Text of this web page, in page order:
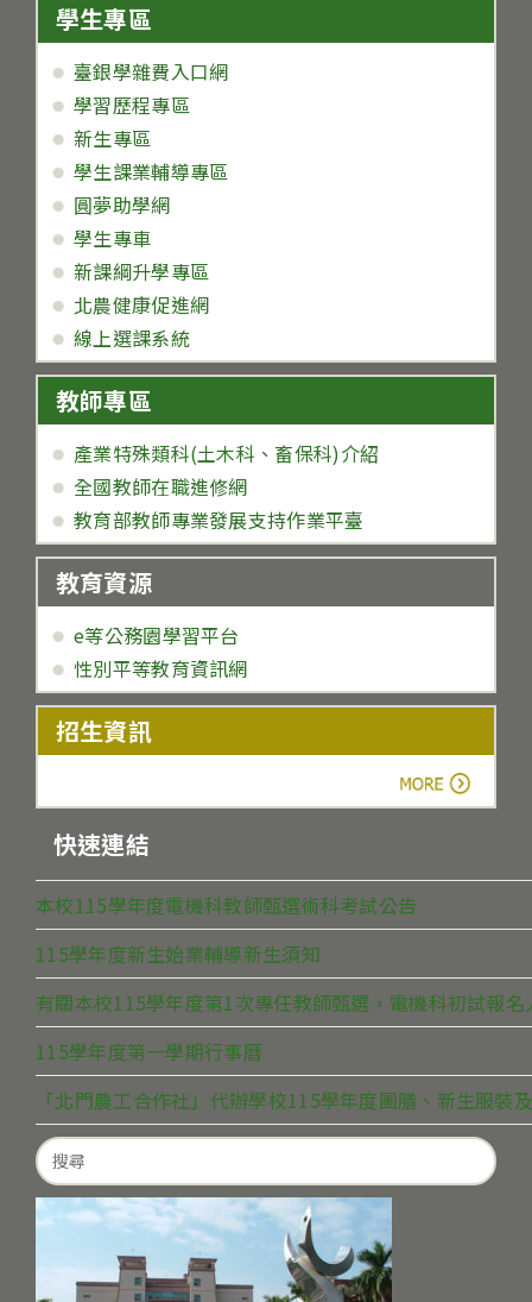
學生專區
臺銀學雜費入口網
學習歷程專區
新生專區
學生課業輔導專區
圓夢助學網
學生專車
新課綱升學專區
北農健康促進網
線上選課系統
教師專區
產業特殊類科(土木科、畜保科)介紹
全國教師在職進修網
教育部教師專業發展支持作業平臺
教育資源
e等公務園學習平台
性別平等教育資訊網
招生資訊
快速連結
本校115學年度電機科教師甄選術科考試公告
115學年度新生始業輔導新生須知
有關本校115學年度第1次專任教師甄選，電機科初試報
115學年度第一學期行事曆
「北門農工合作社」代辦學校115學年度團膳、新生服裝
Search
for: